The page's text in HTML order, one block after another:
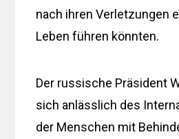
nach ihren Verletzungen
Leben führen könnten.
Der russische Präsident
sich anlässlich des
der Menschen mit